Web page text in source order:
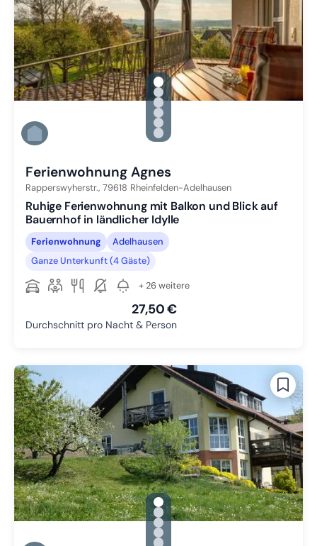
gallery.slide_selector
Zu Slide 1 wechseln
Zu Slide 2 wechseln
Zu Slide 3 wechseln
Zu Slide 4 wechseln
Zu Slide 5 wechseln
Zu Slide 6 wechseln
Ferienwohnung Agnes
Rapperswyherstr., 79618 Rheinfelden-Adelhausen
Ruhige Ferienwohnung mit Balkon und Blick auf
Bauernhof in ländlicher Idylle
Ferienwohnung
Adelhausen
Ganze Unterkunft (4 Gäste)
+ 26 weitere
27,50 €
Durchschnitt pro Nacht & Person
gallery.slide_selector
Zu Slide 1 wechseln
Zu Slide 2 wechseln
Zu Slide 3 wechseln